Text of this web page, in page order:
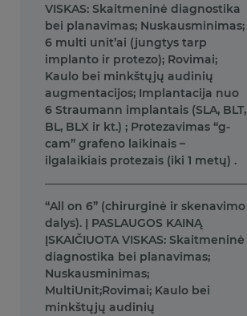
VISKAS: Skaitmeninė diagnostika
bei planavimas; Nuskausminimas;
6 multi unit’ai (jungtys tarp
implanto ir protezo); Rovimai;
Kaulo bei minkštųjų audinių
augmentacijos; Implantacija nuo
6 Straumann implantais (SLA, BLT,
BL, BLX ir kt.) ; Protezavimas “g-
cam” grafeno laikinais –
ilgalaikiais protezais (iki 1 metų) .
“All on 6” (chirurginė ir skenavimo
dalys). Į PASLAUGOS KAINĄ
ĮSKAIČIUOTA VISKAS: Skaitmeninė
diagnostika bei planavimas;
Nuskausminimas;
MultiUnit;Rovimai; Kaulo bei
minkštųjų audinių